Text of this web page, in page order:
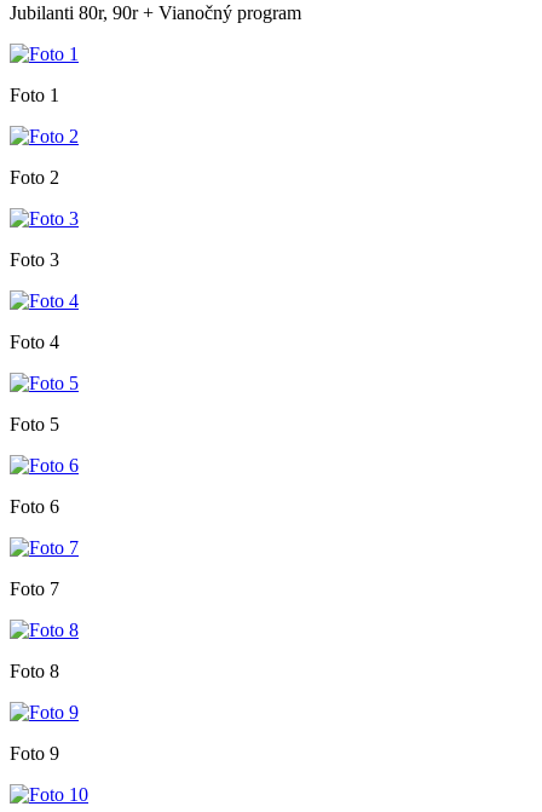
Jubilanti 80r, 90r + Vianočný program
Foto 1
Foto 2
Foto 3
Foto 4
Foto 5
Foto 6
Foto 7
Foto 8
Foto 9